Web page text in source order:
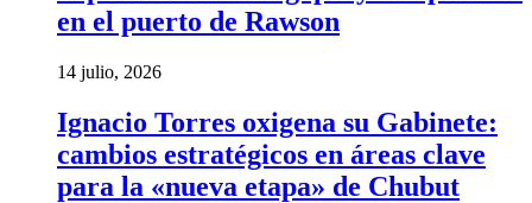
en el puerto de Rawson
14 julio, 2026
Ignacio Torres oxigena su Gabinete:
cambios estratégicos en áreas clave
para la «nueva etapa» de Chubut